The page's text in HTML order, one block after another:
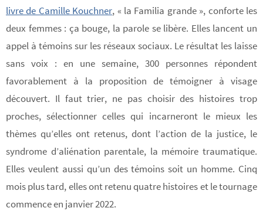
livre de Camille Kouchner, « la Familia grande », conforte les
deux femmes : ça bouge, la parole se libère. Elles lancent un
appel à témoins sur les réseaux sociaux. Le résultat les laisse
sans voix : en une semaine, 300 personnes répondent
favorablement à la proposition de témoigner à visage
découvert. Il faut trier, ne pas choisir des histoires trop
proches, sélectionner celles qui incarneront le mieux les
thèmes qu’elles ont retenus, dont l’action de la justice, le
syndrome d’aliénation parentale, la mémoire traumatique.
Elles veulent aussi qu’un des témoins soit un homme. Cinq
mois plus tard, elles ont retenu quatre histoires et le tournage
commence en janvier 2022.